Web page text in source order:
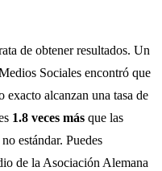
de obtener resultados. Un
Sociales encontró que
exacto alcanzan una tasa de
1.8 veces más que las
estándar. Puedes
de la Asociación Alemana